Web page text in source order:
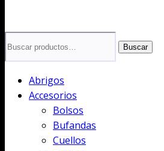
por:
Buscar
Abrigos
Accesorios
Bolsos
Bufandas
Cuellos